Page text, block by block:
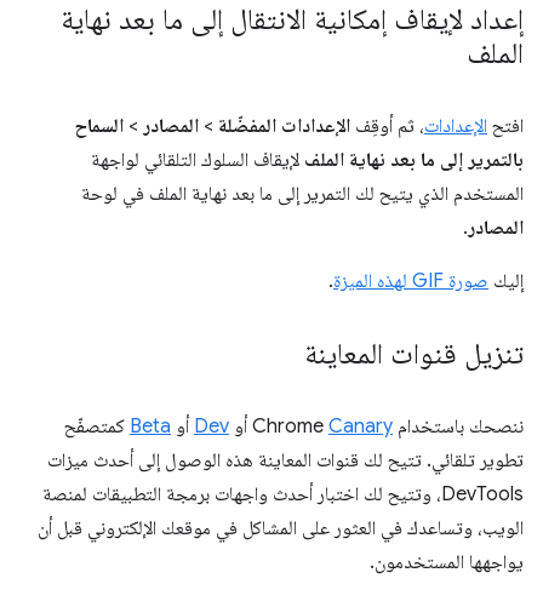
إعداد لإيقاف إمكانية الانتقال إلى ما بعد نهاية
الملف
افتح الإعدادات، ثم أوقِف الإعدادات المفضّلة > المصادر > السماح
بالتمرير إلى ما بعد نهاية الملف لإيقاف السلوك التلقائي لواجهة
المستخدم الذي يتيح لك التمرير إلى ما بعد نهاية الملف في لوحة
المصادر .
إليك صورة GIF لهذه الميزة .
تنزيل قنوات المعاينة
ننصحك باستخدام Chrome Canary أو Dev أو Beta كمتصفّح
تطوير تلقائي. تتيح لك قنوات المعاينة هذه الوصول إلى أحدث ميزات
DevTools، وتتيح لك اختبار أحدث واجهات برمجة التطبيقات لمنصة
الويب، وتساعدك في العثور على المشاكل في موقعك الإلكتروني قبل أن
يواجهها المستخدمون.